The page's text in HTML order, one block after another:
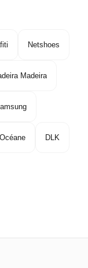
Netshoes
Madeira
Océane DLK